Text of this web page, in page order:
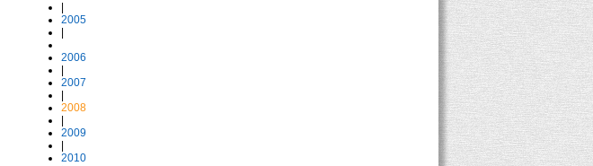
2005
2006
2007
2008
2009
2010